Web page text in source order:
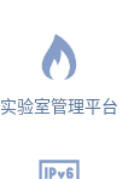
实验室管理平台